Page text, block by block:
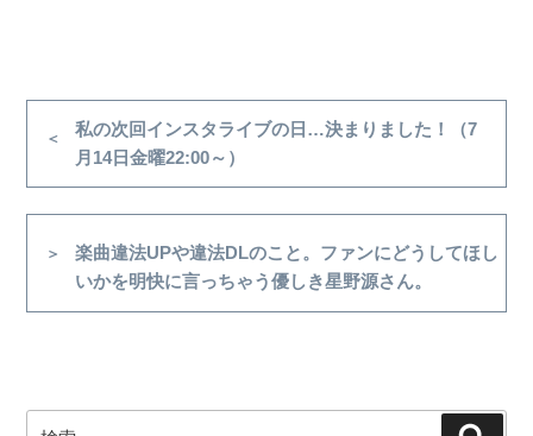
投
ビ
ー
前
の
私の次回インスタライブの日…決まりました！（7
月14日金曜22:00～）
次
の
楽曲違法UPや違法DLのこと。ファンにどうしてほし
いかを明快に言っちゃう優しき星野源さん。